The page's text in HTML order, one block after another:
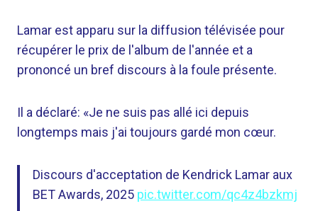
Lamar est apparu sur la diffusion télévisée pour
récupérer le prix de l'album de l'année et a
prononcé un bref discours à la foule présente.
Il a déclaré: «Je ne suis pas allé ici depuis
longtemps mais j'ai toujours gardé mon cœur.
Discours d'acceptation de Kendrick Lamar aux
BET Awards, 2025 pic.twitter.com/qc4z4bzkmj